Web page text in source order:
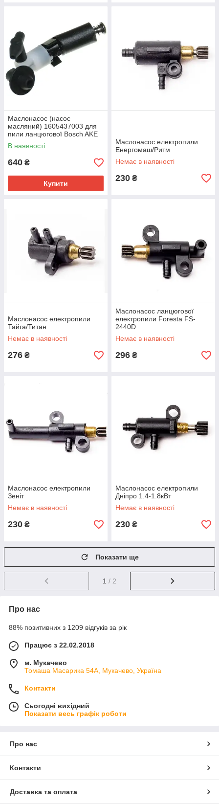
Маслонасос (насос
масляний) 1605437003 для
пили ланцюгової Bosch AKE
35-17 S, GKE 35 BCE, AKE
35-18 S
В наявності
640 ₴
Купити
Маслонасос електропили
Енергомаш/Ритм
Немає в наявності
230 ₴
Маслонасос електропили
Тайга/Титан
Немає в наявності
276 ₴
Маслонасос ланцюгової
електропили Foresta FS-
2440D
Немає в наявності
296 ₴
Маслонасос електропили
Зеніт
Немає в наявності
230 ₴
Маслонасос електропили
Дніпро 1.4-1.8кВт
Немає в наявності
230 ₴
Показати ще
1 / 2
Про нас
88% позитивних з 1209 відгуків за рік
Працює з 22.02.2018
м. Мукачево
Томаша Масарика 54А, Мукачево, Україна
Контакти
Сьогодні вихідний
Показати весь графік роботи
Про нас
Контакти
Доставка та оплата